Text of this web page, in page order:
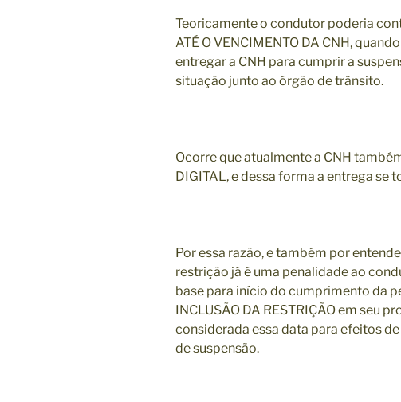
Teoricamente o condutor poderia
ATÉ O VENCIMENTO DA CNH,
entregar a CNH para cumprir a
situação junto ao órgão de trânsito.
Ocorre que atualmente a CNH
DIGITAL, e dessa forma a entrega se
Por essa razão, e também por
restrição já é uma penalidade ao
base para início do cumprimento da
INCLUSÃO DA RESTRIÇÃO em seu
considerada essa data para efeitos
de suspensão.